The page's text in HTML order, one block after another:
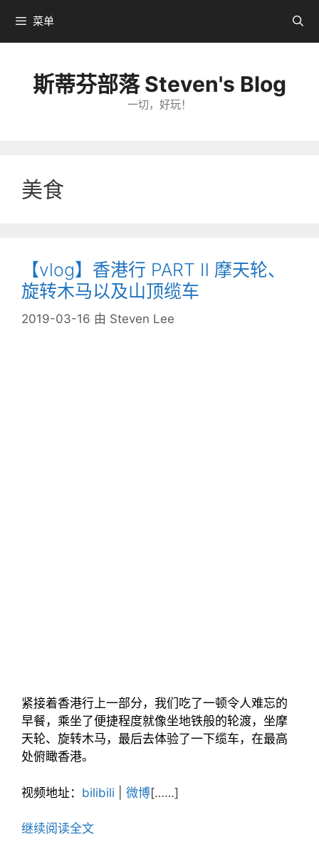
到
菜单
斯蒂芬部落 Steven's Blog
一切，好玩！
美食
【vlog】香港行 PART Ⅱ 摩天轮、
旋转木马以及山顶缆车
2019-03-16 由 Steven Lee
紧接着香港行上一部分，我们吃了一顿令人难忘的
早餐，乘坐了便捷程度就像坐地铁般的轮渡，坐摩
天轮、旋转木马，最后去体验了一下缆车，在最高
处俯瞰香港。
视频地址： bilibili 微博[……]
继续阅读全文